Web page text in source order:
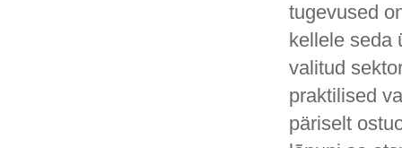
tugevused
kellele seda
valitud
praktilised
päriselt